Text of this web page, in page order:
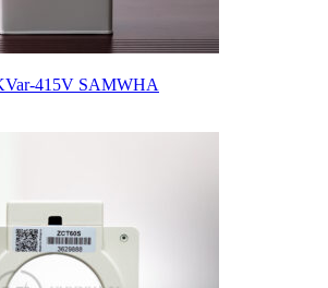
415V SAMWHA